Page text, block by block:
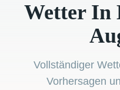
Wetter In
Vollständiger
Vorhersagen